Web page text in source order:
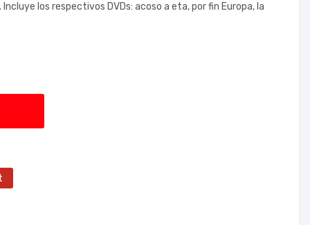
los respectivos DVDs: acoso a eta, por fin Europa, la